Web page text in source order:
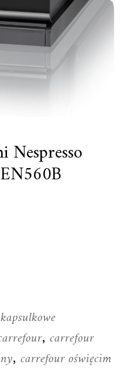
Nespresso
, carrefour
, carrefour oświęcim